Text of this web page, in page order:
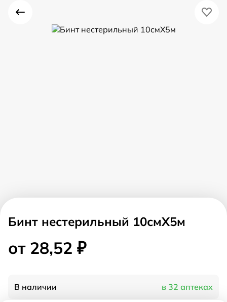
Бинт нестерильный 10смX5м
от 28,52 ₽
В наличии в 32 аптеках